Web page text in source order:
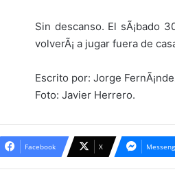
Sin descanso. El sÃ¡bado
volverÃ¡ a jugar fuera de
Escrito por: Jorge
Foto: Javier Herrero.
Facebook X